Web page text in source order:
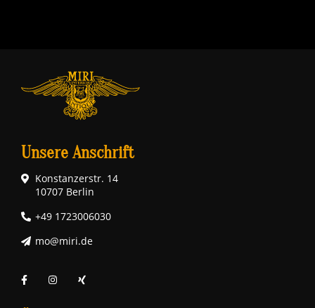
Unsere Anschrift
Konstanzerstr. 14
10707 Berlin
+49 1723006030
mo@miri.de